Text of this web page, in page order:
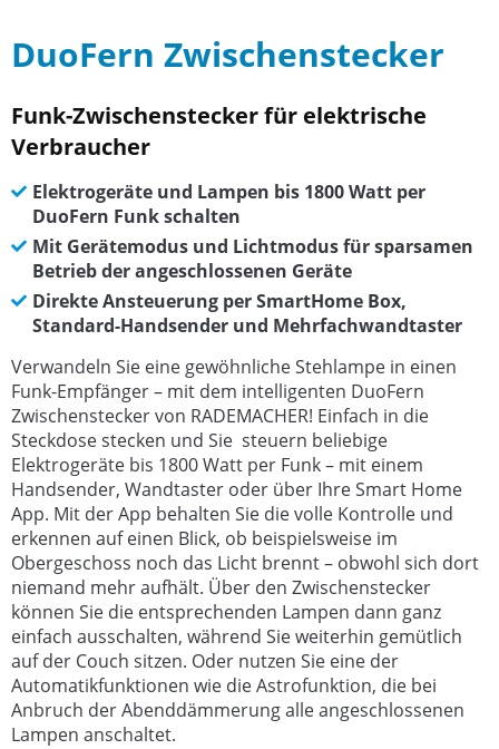
DuoFern Zwischenstecker
Funk-Zwischenstecker für elektrische
Verbraucher
Elektrogeräte und Lampen bis 1800 Watt per
DuoFern Funk schalten
Mit Gerätemodus und Lichtmodus für sparsamen
Betrieb der angeschlossenen Geräte
Direkte Ansteuerung per SmartHome Box,
Standard-Handsender und Mehrfachwandtaster
Verwandeln Sie eine gewöhnliche Stehlampe in einen
Funk-Empfänger – mit dem intelligenten DuoFern
Zwischenstecker von RADEMACHER! Einfach in die
Steckdose stecken und Sie steuern beliebige
Elektrogeräte bis 1800 Watt per Funk – mit einem
Handsender, Wandtaster oder über Ihre Smart Home
App. Mit der App behalten Sie die volle Kontrolle und
erkennen auf einen Blick, ob beispielsweise im
Obergeschoss noch das Licht brennt – obwohl sich dort
niemand mehr aufhält. Über den Zwischenstecker
können Sie die entsprechenden Lampen dann ganz
einfach ausschalten, während Sie weiterhin gemütlich
auf der Couch sitzen. Oder nutzen Sie eine der
Automatikfunktionen wie die Astrofunktion, die bei
Anbruch der Abenddämmerung alle angeschlossenen
Lampen anschaltet.